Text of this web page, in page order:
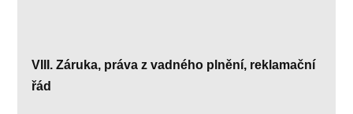
VIII. Záruka, práva z vadného plnění, reklamační
řád